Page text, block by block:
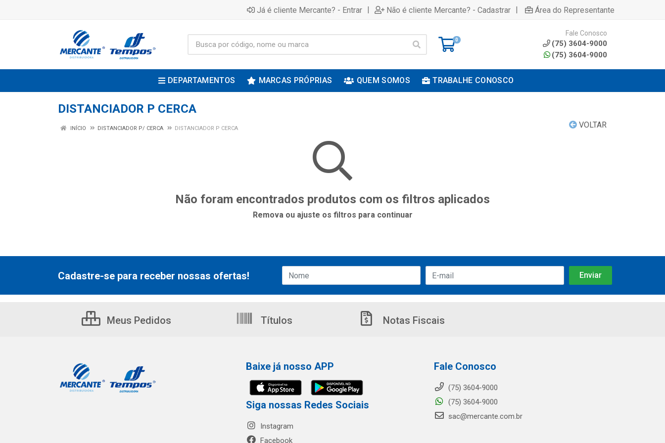
Já é cliente Mercante? - Entrar | Não é cliente Mercante? - Cadastrar | Área do Representante
0
Fale Conosco
(75) 3604-9000
(75) 3604-9000
DEPARTAMENTOS MARCAS PRÓPRIAS QUEM SOMOS TRABALHE CONOSCO
DISTANCIADOR P CERCA
VOLTAR
INÍCIO DISTANCIADOR P/ CERCA DISTANCIADOR P CERCA
Não foram encontrados produtos com os filtros aplicados
Remova ou ajuste os filtros para continuar
Cadastre-se para receber nossas ofertas!
Meus Pedidos Títulos Notas Fiscais
Baixe já nosso APP
Siga nossas Redes Sociais
Instagram
Facebook
Fale Conosco
(75) 3604-9000
(75) 3604-9000
sac@mercante.com.br